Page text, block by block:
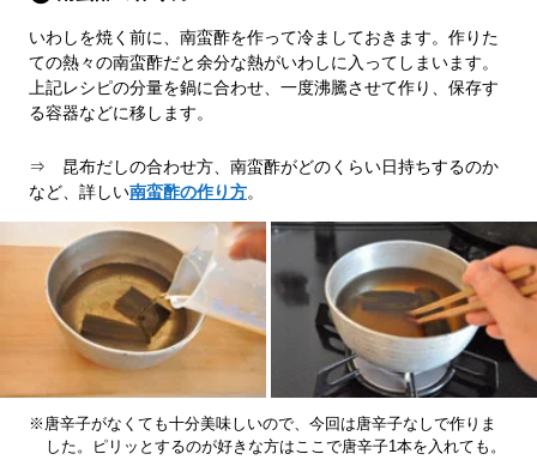
いわしを焼く前に、南蛮酢を作って冷ましておきます。作りた
ての熱々の南蛮酢だと余分な熱がいわしに入ってしまいます。
上記レシピの分量を鍋に合わせ、一度沸騰させて作り、保存す
る容器などに移します。
⇒ 昆布だしの合わせ方、南蛮酢がどのくらい日持ちするのか
など、詳しい南蛮酢の作り方。
※唐辛子がなくても十分美味しいので、今回は唐辛子なしで作りま
した。ピリッとするのが好きな方はここで唐辛子1本を入れても。